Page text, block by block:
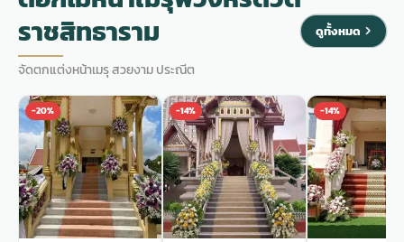
ราชสิทธาราม
จัดตกแต่งหน้าเมรุ สวยงาม ประณีต
ดูทั้งหมด
-20% -14% -14%